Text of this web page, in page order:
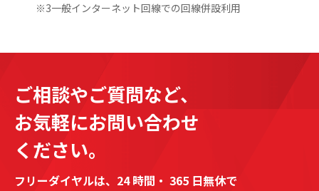
※3一般インターネット回線での回線併設利用
ご相談やご質問など、
お気軽にお問い合わせ
ください。
フリーダイヤルは、24 時間・ 365 日無休で